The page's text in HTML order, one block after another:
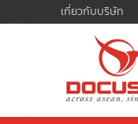
to
เกี่ยวกับบริษัท